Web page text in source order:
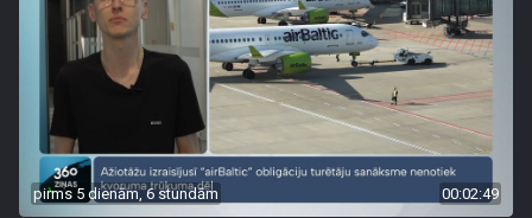
pirms 5 dienām, 6 stundām 00:02:49